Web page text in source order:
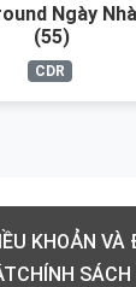
Ngày
(55)
CDR
KHOẢN VÀ
CHÍNH SÁCH